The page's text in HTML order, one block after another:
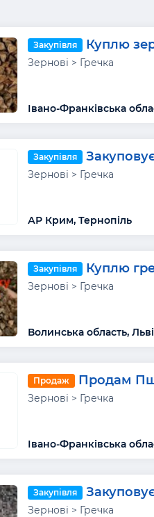
Закупівля Куплю
Зернові > Гречка
Івано-Франківська
Закупівля
Зернові > Гречка
АР Крим, Тернопіль
Закупівля Куплю
Зернові > Гречка
Волинська область,
Продаж Продам
Зернові > Гречка
Івано-Франківська
Закупівля
Зернові > Гречка